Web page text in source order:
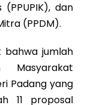
dan
(PPDM).
bahwa jumlah
Masyarakat
Padang yang
11 proposal